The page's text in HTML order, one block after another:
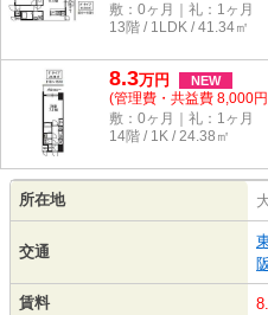
敷：0ヶ月｜礼：1ヶ月
13階 / 1LDK / 41.34㎡
8.3万円 NEW
(管理費・共益費 8,000
敷：0ヶ月｜礼：1ヶ月
14階 / 1K / 24.38㎡
所在地
交通
賃料